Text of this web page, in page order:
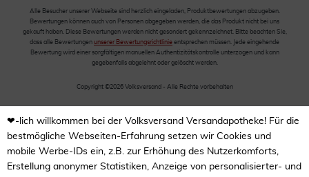
Alle Besucher unserer Webseite sind herzlich eingeladen, Produktbewertungen abzugeben.
Bewertungen können auch von Personen abgegeben werden, die das Produkt nicht bei uns
gekauft haben. Diese Bewertungen werden nicht gesondert gekennzeichnet. Bitte beachten Sie,
dass alle Bewertungen unserer Bewertungsrichtlinie entsprechen müssen. Jede eingehende
Bewertung wird einer sorgfältigen manuellen Authentizitätskontrolle unterzogen und kann
gegebenfalls abgelehnt oder gelöscht werden.
Copyright ©2026 Volksversand - Alle Rechte vorbehalten
❤-lich willkommen bei der Volksversand Versandapotheke! Für die
bestmögliche Webseiten-Erfahrung setzen wir Cookies und
mobile Werbe-IDs ein, z.B. zur Erhöhung des Nutzerkomforts,
Erstellung anonymer Statistiken, Anzeige von personalisierter- und